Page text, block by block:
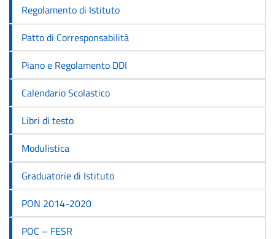
Regolamento di Istituto
Patto di Corresponsabilità
Piano e Regolamento DDI
Calendario Scolastico
Libri di testo
Modulistica
Graduatorie di Istituto
PON 2014-2020
POC – FESR